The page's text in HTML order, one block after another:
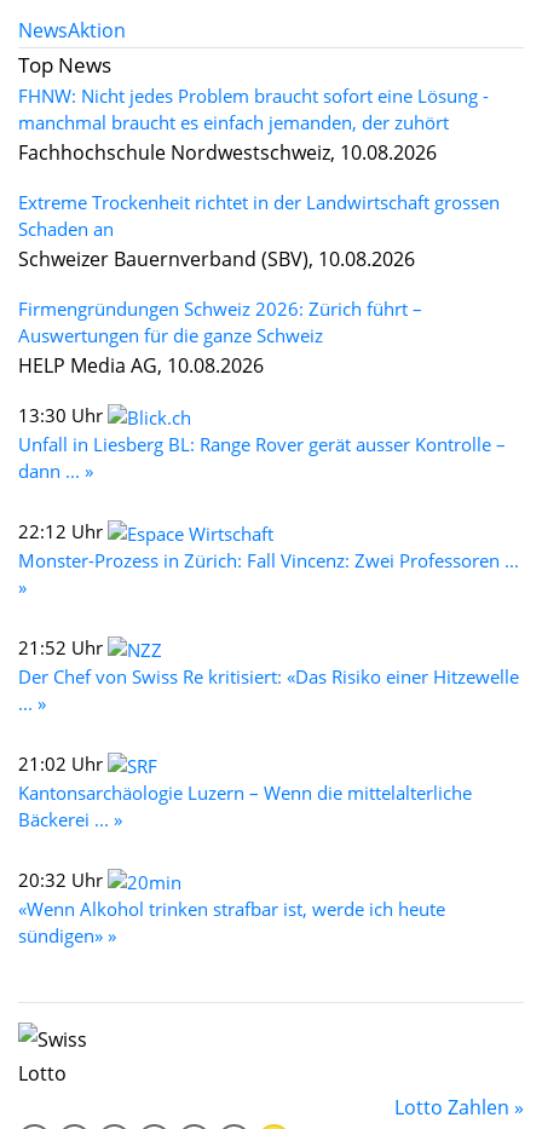
NewsAktion
Top News
FHNW: Nicht jedes Problem braucht sofort eine Lösung -
manchmal braucht es einfach jemanden, der zuhört
Fachhochschule Nordwestschweiz, 10.08.2026
Extreme Trockenheit richtet in der Landwirtschaft grossen
Schaden an
Schweizer Bauernverband (SBV), 10.08.2026
Firmengründungen Schweiz 2026: Zürich führt –
Auswertungen für die ganze Schweiz
HELP Media AG, 10.08.2026
13:30 Uhr
Unfall in Liesberg BL: Range Rover gerät ausser Kontrolle –
dann ... »
22:12 Uhr
Monster-Prozess in Zürich: Fall Vincenz: Zwei Professoren ...
»
21:52 Uhr
Der Chef von Swiss Re kritisiert: «Das Risiko einer Hitzewelle
... »
21:02 Uhr
Kantonsarchäologie Luzern – Wenn die mittelalterliche
Bäckerei ... »
20:32 Uhr
«Wenn Alkohol trinken strafbar ist, werde ich heute
sündigen» »
Lotto Zahlen »